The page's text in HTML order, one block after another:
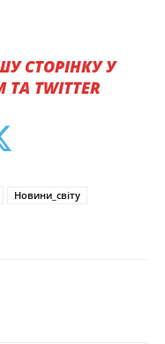
СТОРІНКУ У
ТА TWITTER
Новини_світу